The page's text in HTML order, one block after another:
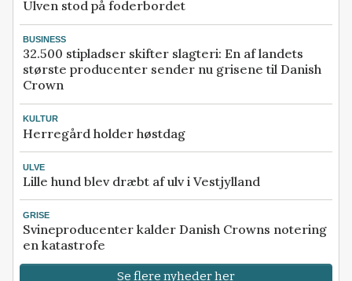
Ulven stod på foderbordet
BUSINESS
32.500 stipladser skifter slagteri: En af landets
største producenter sender nu grisene til Danish
Crown
KULTUR
Herregård holder høstdag
ULVE
Lille hund blev dræbt af ulv i Vestjylland
GRISE
Svineproducenter kalder Danish Crowns notering
en katastrofe
Se flere nyheder her